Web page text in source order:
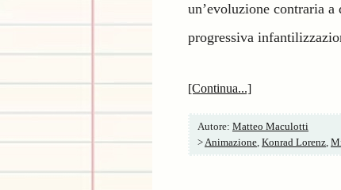
un’evoluzione contraria a
progressiva
[Continua...]
Autore: Matteo Maculotti
>Animazione, Konrad Lorenz,